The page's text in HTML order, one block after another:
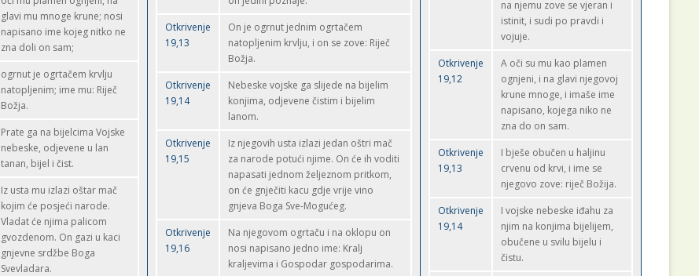
glavi mu mnoge krune; nosi
napisano ime kojeg nitko ne
zna doli on sam;
ogrnut je ogrtačem krvlju
natopljenim; ime mu: Riječ
Božja.
Prate ga na bijelcima Vojske
nebeske, odjevene u lan
tanan, bijel i čist.
Iz usta mu izlazi oštar mač
kojim će posjeći narode.
Vladat će njima palicom
gvozdenom. On gazi u kaci
gnjevne srdžbe Boga
Svevladara.
Otkrivenje
19,13
On je ogrnut jednim ogrtačem
natopljenim krvlju, i on se zove: Riječ
Božja.
Otkrivenje
19,14
Nebeske vojske ga slijede na bijelim
konjima, odjevene čistim i bijelim
lanom.
Otkrivenje
19,15
Iz njegovih usta izlazi jedan oštri mač
za narode potući njime. On će ih voditi
napasati jednom željeznom pritkom,
on će gnječiti kacu gdje vrije vino
gnjeva Boga Sve-Mogućeg.
Otkrivenje
19,16
Na njegovom ogrtaču i na oklopu on
nosi napisano jedno ime: Kralj
kraljevima i Gospodar gospodarima.
na njemu zove se vjeran i
istinit, i sudi po pravdi i
vojuje.
Otkrivenje
19,12
A oči su mu kao plamen
ognjeni, i na glavi njegovoj
krune mnoge, i imaše ime
napisano, kojega niko ne
zna do on sam.
Otkrivenje
19,13
I bješe obučen u haljinu
crvenu od krvi, i ime se
njegovo zove: riječ Božija.
Otkrivenje
19,14
I vojske nebeske iđahu za
njim na konjima bijelijem,
obučene u svilu bijelu i
čistu.